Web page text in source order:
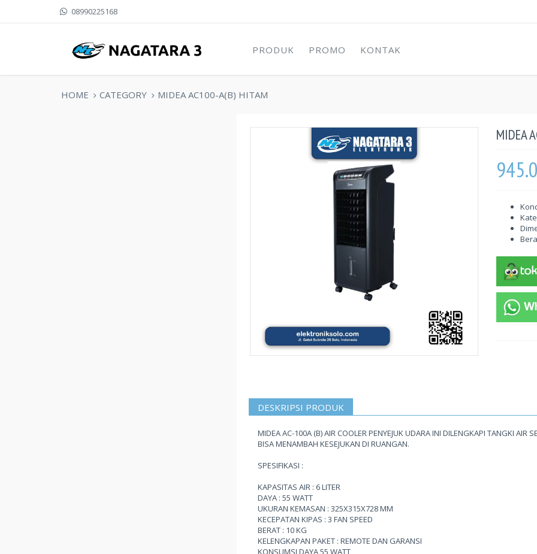
08990225168
PRODUK PROMO KONTAK
HOME CATEGORY MIDEA AC100-A(B) HITAM
MIDEA
DESKRIPSI PRODUK
MIDEA AC-100A (B) AIR COOLER PENYEJUK UDARA INI DILENGKAPI TANGKI AIR
BISA MENAMBAH KESEJUKAN DI RUANGAN.
SPESIFIKASI :
KAPASITAS AIR : 6 LITER
DAYA : 55 WATT
UKURAN KEMASAN : 325X315X728 MM
KECEPATAN KIPAS : 3 FAN SPEED
BERAT : 10 KG
KELENGKAPAN PAKET : REMOTE DAN GARANSI
KONSUMSI DAYA 55 WATT